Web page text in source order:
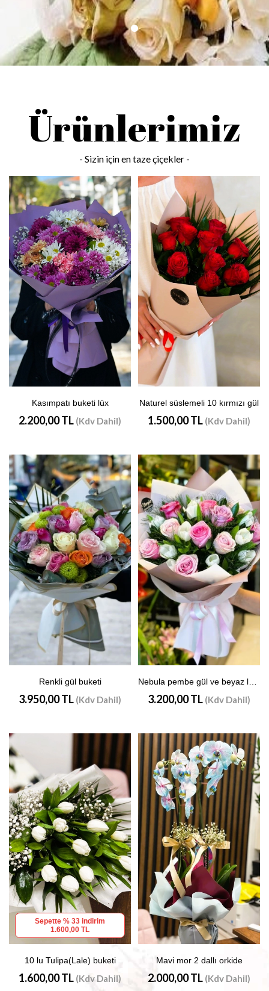
Ürünlerimiz
- Sizin içinen taze çiçekler -
Kasımpatı buketi lüx
2.200,00 TL (Kdv Dahil)
Naturel süslemeli 10 kırmızı gül
1.500,00 TL (Kdv Dahil)
Renkli gül buketi
3.950,00 TL (Kdv Dahil) 3.200,00 TL (Kdv Dahil)
Sepette % 33 indirim
1.600,00 TL
10 lu Tulipa(Lale) buketi
1.600,00 TL (Kdv Dahil)
Mavi mor 2 dallı orkide
2.000,00 TL (Kdv Dahil)